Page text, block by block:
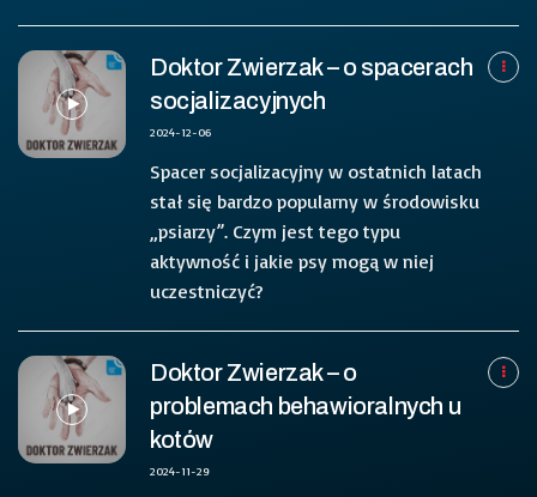
Doktor Zwierzak – o spacerach
socjalizacyjnych
2024-12-06
Spacer socjalizacyjny w ostatnich latach
stał się bardzo popularny w środowisku
„psiarzy”. Czym jest tego typu
aktywność i jakie psy mogą w niej
uczestniczyć?
Doktor Zwierzak – o
problemach behawioralnych u
kotów
2024-11-29